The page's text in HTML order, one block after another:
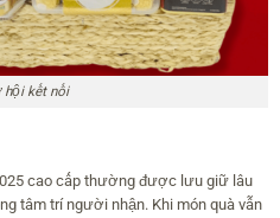
hội kết nối
cao cấp thường được lưu giữ lâu
tâm trí người nhận. Khi món quà vẫn